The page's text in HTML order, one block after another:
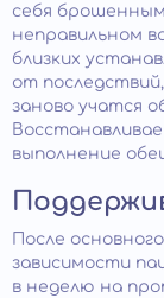
себя
неправильном
близких
от
заново учатся
выполнение
После
зависимости
в неделю на